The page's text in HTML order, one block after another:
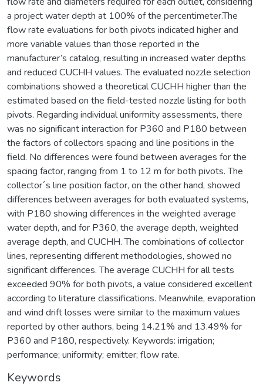
a project water depth at 100% of the percentimeter.The
flow rate evaluations for both pivots indicated higher and
more variable values than those reported in the
manufacturer’s catalog, resulting in increased water depths
and reduced CUCHH values. The evaluated nozzle selection
combinations showed a theoretical CUCHH higher than the
estimated based on the field-tested nozzle listing for both
pivots. Regarding individual uniformity assessments, there
was no significant interaction for P360 and P180 between
the factors of collectors spacing and line positions in the
field. No differences were found between averages for the
spacing factor, ranging from 1 to 12 m for both pivots. The
collector´s line position factor, on the other hand, showed
differences between averages for both evaluated systems,
with P180 showing differences in the weighted average
water depth, and for P360, the average depth, weighted
average depth, and CUCHH. The combinations of collector
lines, representing different methodologies, showed no
significant differences. The average CUCHH for all tests
exceeded 90% for both pivots, a value considered excellent
according to literature classifications. Meanwhile, evaporation
and wind drift losses were similar to the maximum values
reported by other authors, being 14.21% and 13.49% for
P360 and P180, respectively. Keywords: irrigation;
performance; uniformity; emitter; flow rate.
Keywords